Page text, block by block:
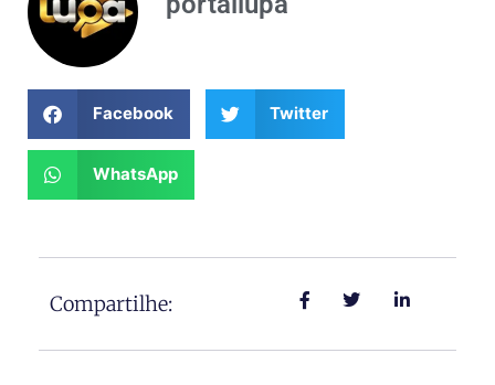
Facebook Twitter
WhatsApp
Compartilhe: